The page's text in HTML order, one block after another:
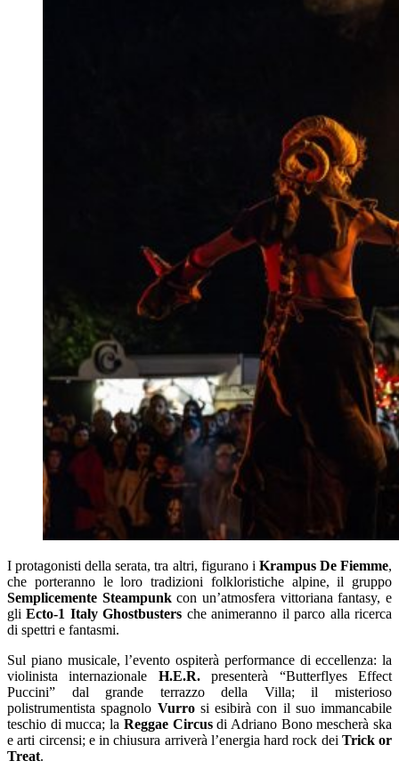
I protagonisti della serata, tra altri, figurano i Krampus De Fiemme,
che porteranno le loro tradizioni folkloristiche alpine, il gruppo
Semplicemente Steampunkcon un’atmosfera vittoriana fantasy, e
gliEcto-1 Italy Ghostbusters che animeranno il parco alla ricerca
di spettri e fantasmi.
Sul piano musicale, l’evento ospiterà performance di eccellenza: la
violinista internazionale H.E.R.presenterà “Butterflyes Effect
Puccini” dal grande terrazzo della Villa; il misterioso
polistrumentista spagnolo Vurrosi esibirà con il suo immancabile
teschio di mucca; la Reggae Circusdi Adriano Bono mescherà ska
e arti circensi; e in chiusura arriverà l’energia hard rock dei Trick or
Treat.